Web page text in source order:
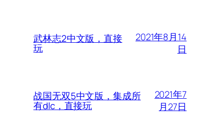
武林志2中文版，直接
玩
2021年8月14
日
战国无双5中文版，集成所
有dlc，直接玩
2021年7
月27日